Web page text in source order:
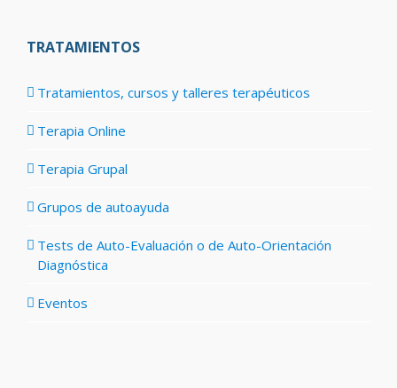
TRATAMIENTOS
Tratamientos, cursos y talleres terapéuticos
Terapia Online
Terapia Grupal
Grupos de autoayuda
Tests de Auto-Evaluación o de Auto-Orientación
Diagnóstica
Eventos